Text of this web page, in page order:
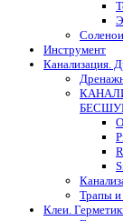
Инструмент
Канализация.
Трапы и
Клеи.